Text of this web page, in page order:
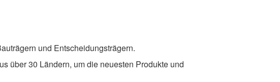
und Entscheidungsträgern.
über 30 Ländern, um die neuesten Produkte und